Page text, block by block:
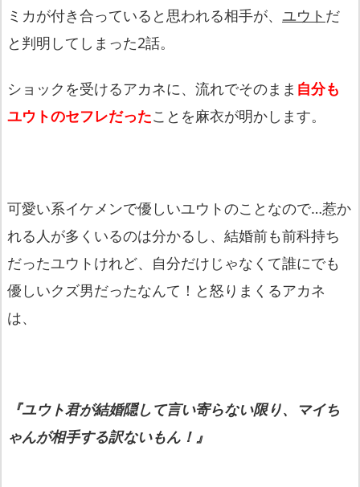
ミカが付き合っていると思われる相手が、 ユウト だ
と判明してしまった2話。
ショックを受けるアカネに、流れでそのまま 自分も
ユウトのセフレだったことを麻衣が明かします。
可愛い系イケメンで優しいユウトのことなので…惹か
れる人が多くいるのは分かるし、結婚前も前科持ち
だったユウトけれど、自分だけじゃなくて誰にでも
優しいクズ男だったなんて！と怒りまくるアカネ
は、
『ユウト君が結婚隠して言い寄らない限り、マイち
ゃんが相手する訳ないもん！』